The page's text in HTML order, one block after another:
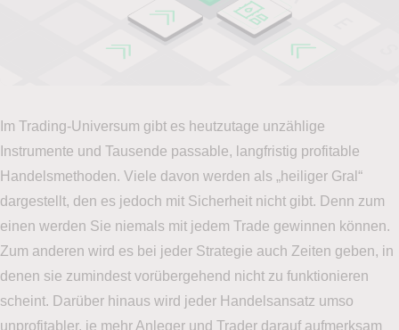
Im Trading-Universum gibt es heutzutage unzählige
Instrumente und Tausende passable, langfristig profitable
Handelsmethoden. Viele davon werden als „heiliger Gral“
dargestellt, den es jedoch mit Sicherheit nicht gibt. Denn zum
einen werden Sie niemals mit jedem Trade gewinnen können.
Zum anderen wird es bei jeder Strategie auch Zeiten geben, in
denen sie zumindest vorübergehend nicht zu funktionieren
scheint. Darüber hinaus wird jeder Handelsansatz umso
unprofitabler, je mehr Anleger und Trader darauf aufmerksam